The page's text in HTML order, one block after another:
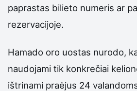
paprastas bilieto numeris ar
rezervacijoje.
Hamado oro uostas nurodo,
naudojami tik konkrečiai
ištrinami praėjus 24